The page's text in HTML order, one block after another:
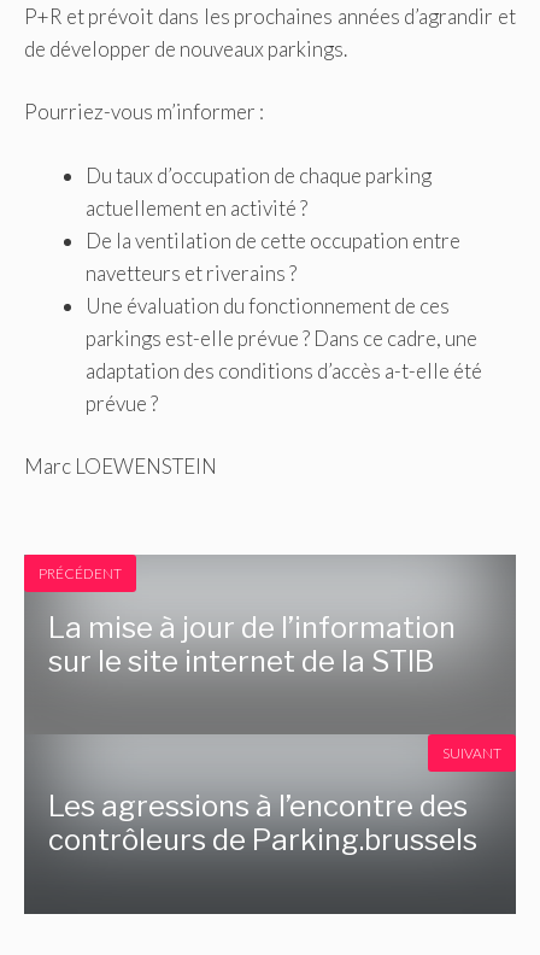
P+R et prévoit dans les prochaines années d’agrandir et
de développer de nouveaux parkings.
Pourriez-vous m’informer :
Du taux d’occupation de chaque parking
actuellement en activité ?
De la ventilation de cette occupation entre
navetteurs et riverains ?
Une évaluation du fonctionnement de ces
parkings est-elle prévue ? Dans ce cadre, une
adaptation des conditions d’accès a-t-elle été
prévue ?
Marc LOEWENSTEIN
PRÉCÉDENT
La mise à jour de l’information
sur le site internet de la STIB
Les agressions à l’encontre des
contrôleurs de Parking.brussels
SUIVANT